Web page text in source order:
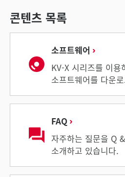
콘텐츠 목록
소프트웨어
KV-X 시리즈를 이용
소프트웨어를 다운
FAQ
자주하는 질문을 Q
소개하고 있습니다.